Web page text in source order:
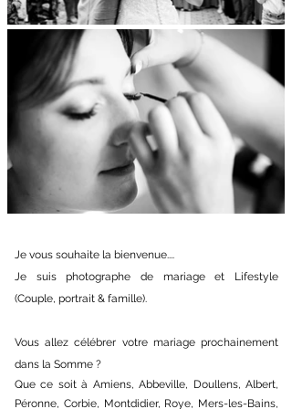
Je vous souhaite la bienvenue....
Je suis photographe de mariage et Lifestyle
(Couple, portrait & famille).
Vous allez célébrer votre mariageprochainement
dans la Somme ?
Que ce soit à Amiens,Abbeville, Doullens,Albert,
Péronne, Corbie, Montdidier, Roye, Mers-les-Bains,